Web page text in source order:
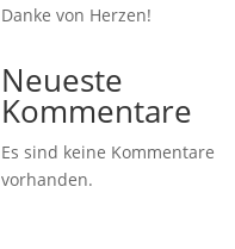
Danke von Herzen!
Neueste
Kommentare
Es sind keine Kommentare
vorhanden.